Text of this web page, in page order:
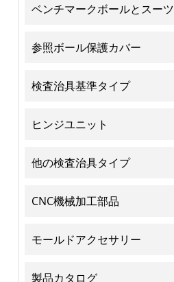
ベンチマークボールとスーツ
参照ボール保護カバー
検査治具基準タイプ
ヒンジユニット
他の検査治具タイプ
CNC機械加工部品
モールドアクセサリー
製品カタログ